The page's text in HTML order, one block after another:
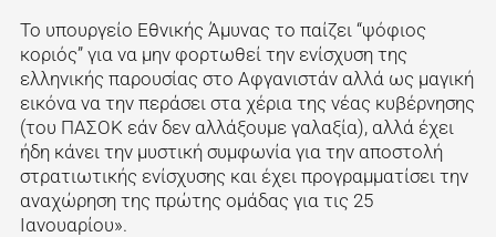
Το υπουργείο Εθνικής Άμυνας το παίζει “ψόφιος
κοριός” για να μην φορτωθεί την ενίσχυση της
ελληνικής παρουσίας στο Αφγανιστάν αλλά ως μαγική
εικόνα να την περάσει στα χέρια της νέας κυβέρνησης
(του ΠΑΣΟΚ εάν δεν αλλάξουμε γαλαξία), αλλά έχει
ήδη κάνει την μυστική συμφωνία για την αποστολή
στρατιωτικής ενίσχυσης και έχει προγραμματίσει την
αναχώρηση της πρώτης ομάδας για τις 25
Ιανουαρίου».